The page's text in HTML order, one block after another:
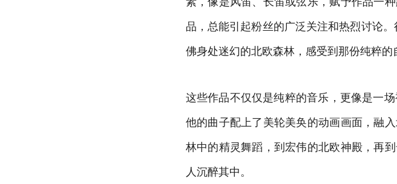
品，总能引起粉丝的广泛关注和热烈讨论
佛身处迷幻的北欧森林，感受到那份纯粹的
这些作品不仅仅是纯粹的音乐，更像是一
他的曲子配上了美轮美奂的动画画面，融
林中的精灵舞蹈，到宏伟的北欧神殿，再
人沉醉其中。